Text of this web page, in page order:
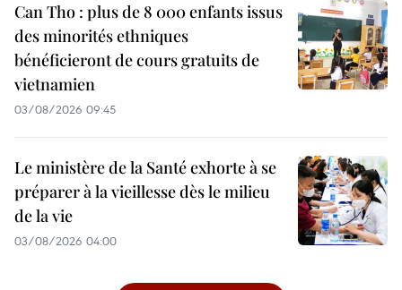
Can Tho : plus de 8 000 enfants issus
des minorités ethniques
bénéficieront de cours gratuits de
vietnamien
03/08/2026 09:45
Le ministère de la Santé exhorte à se
préparer à la vieillesse dès le milieu
de la vie
03/08/2026 04:00